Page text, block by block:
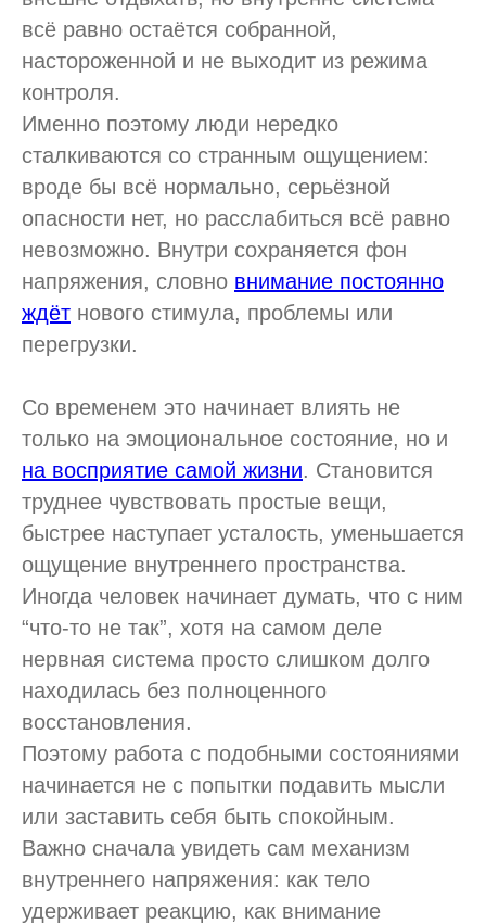
всё равно остаётся собранной,
настороженной и не выходит из режима
контроля.
Именно поэтому люди нередко
сталкиваются со странным ощущением:
вроде бы всё нормально, серьёзной
опасности нет, но расслабиться всё равно
невозможно. Внутри сохраняется фон
напряжения, словно внимание постоянно
ждёт нового стимула, проблемы или
перегрузки.
Со временем это начинает влиять не
только на эмоциональное состояние, но и
на восприятие самой жизни. Становится
труднее чувствовать простые вещи,
быстрее наступает усталость, уменьшается
ощущение внутреннего пространства.
Иногда человек начинает думать, что с ним
“что-то не так”, хотя на самом деле
нервная система просто слишком долго
находилась без полноценного
восстановления.
Поэтому работа с подобными состояниями
начинается не с попытки подавить мысли
или заставить себя быть спокойным.
Важно сначала увидеть сам механизм
внутреннего напряжения: как тело
удерживает реакцию, как внимание